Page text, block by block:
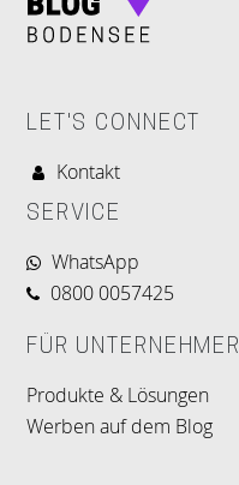
LET'S CONNECT
Kontakt
SERVICE
WhatsApp
0800 0057425
FÜR UNTERNEHMER
Produkte & Lösungen
Werben auf dem Blog